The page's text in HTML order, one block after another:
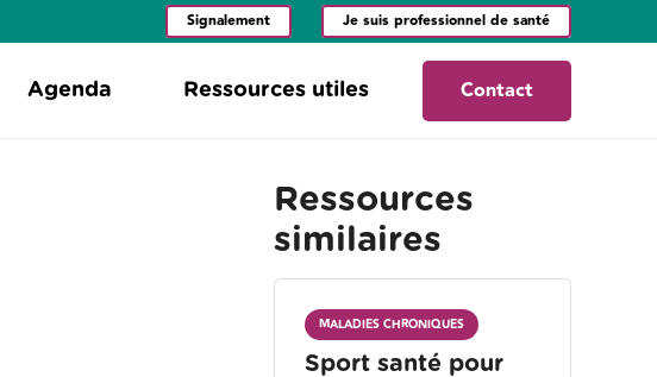
Signalement Je suis professionnel de santé
Agenda Ressources utiles Contact
Ressources
similaires
MALADIES CHRONIQUES
Sport santé pour